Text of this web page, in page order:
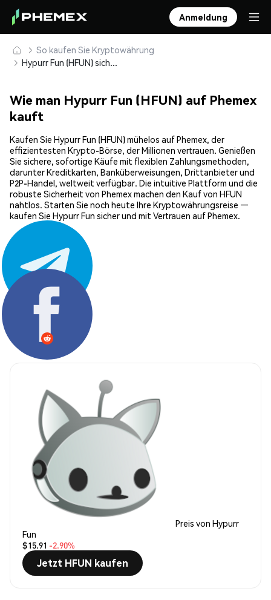
Anmeldung
So kaufen Sie Kryptowährung
Hypurr Fun (HFUN) sicher kaufen und speichern
Wie man Hypurr Fun (HFUN) auf Phemex
kauft
Kaufen Sie Hypurr Fun (HFUN) mühelos auf Phemex, der
effizientesten Krypto-Börse, der Millionen vertrauen. Genießen
Sie sichere, sofortige Käufe mit flexiblen Zahlungsmethoden,
darunter Kreditkarten, Banküberweisungen, Drittanbieter und
P2P-Handel, weltweit verfügbar. Die intuitive Plattform und die
robuste Sicherheit von Phemex machen den Kauf von HFUN
nahtlos. Starten Sie noch heute Ihre Kryptowährungsreise —
kaufen Sie Hypurr Fun sicher und mit Vertrauen auf Phemex.
Teilen:
Preis von Hypurr
Fun
$15.91 -2.90%
Jetzt HFUN kaufen